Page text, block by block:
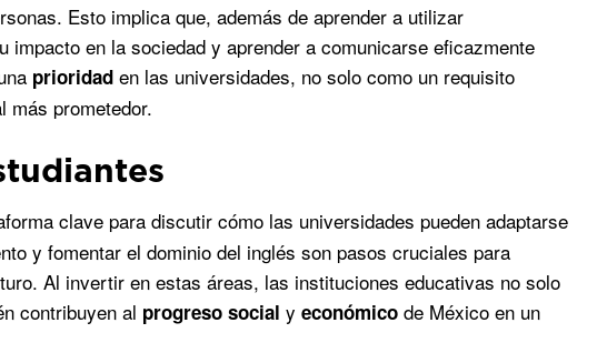
Esto implica que, además de aprender a utilizar
en la sociedad y aprender a comunicarse eficazmente
prioridad en las universidades, no solo como un requisito
más prometedor.
clave para discutir cómo las universidades pueden adaptarse
y fomentar el dominio del inglés son pasos cruciales para
Al invertir en estas áreas, las instituciones educativas no solo
contribuyen al progreso social y económico de México en un